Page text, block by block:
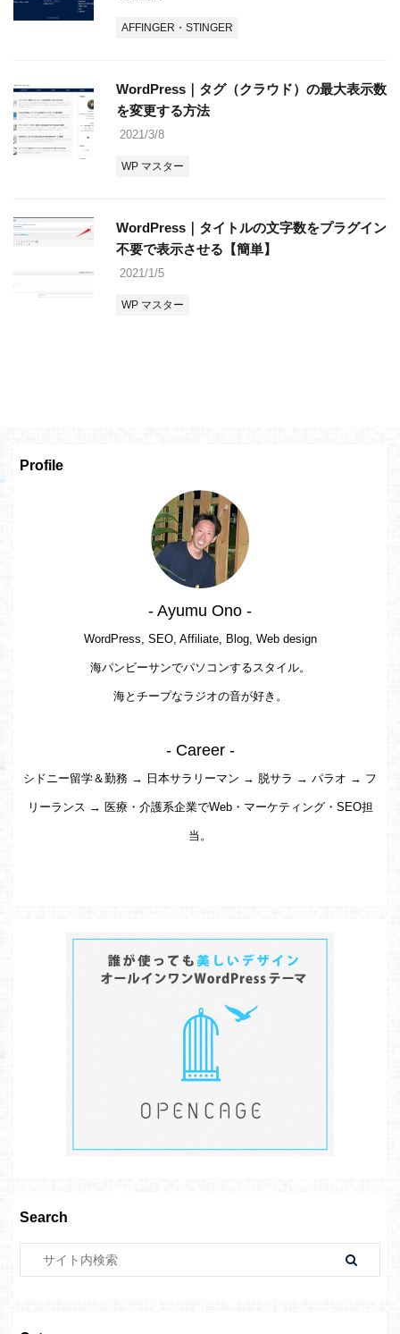
AFFINGER・STINGER
WordPress｜タグ（クラウド）の最大表示数
を変更する方法
2021/3/8
WP マスター
WordPress｜タイトルの文字数をプラグイン
不要で表示させる【簡単】
2021/1/5
WP マスター
Profile
- Ayumu Ono -
WordPress, SEO, Affiliate, Blog, Web design
海パンビーサンでパソコンするスタイル。
海とチープなラジオの音が好き。
- Career -
シドニー留学＆勤務 → 日本サラリーマン → 脱サラ → パラオ → フ
リーランス → 医療・介護系企業でWeb・マーケティング・SEO担
当。
Search